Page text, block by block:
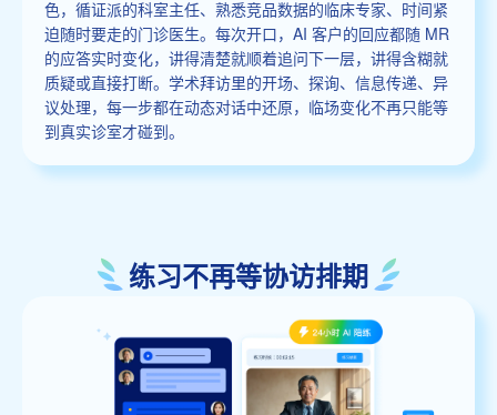
色，循证派的科室主任、熟悉竞品数据的临床专家、时间紧
迫随时要走的门诊医生。每次开口，AI 客户的回应都随 MR
的应答实时变化，讲得清楚就顺着追问下一层，讲得含糊就
质疑或直接打断。学术拜访里的开场、探询、信息传递、异
议处理，每一步都在动态对话中还原，临场变化不再只能等
到真实诊室才碰到。
练习不再等协访排期